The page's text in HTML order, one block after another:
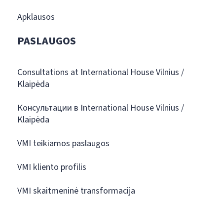
Apklausos
PASLAUGOS
Consultations at International House Vilnius /
Klaipėda
Консультации в International House Vilnius /
Klaipėda
VMI teikiamos paslaugos
VMI kliento profilis
VMI skaitmeninė transformacija